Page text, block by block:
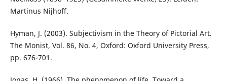
Martinus Nijhoff.
Hyman, J. (2003). Subjectivism in the Theory of Pictorial Art.
The Monist, Vol. 86, No. 4, Oxford: Oxford University Press,
pp. 676-701.